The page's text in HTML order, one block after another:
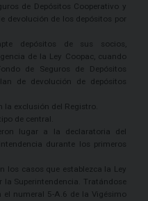
de Depósitos Cooperativo y
devolución de los depósitos por
depósitos de sus socios,
de la Ley Coopac, cuando
de Seguros de Depósitos
de devolución de depósitos
exclusión del Registro.
de central.
lugar a la declaratoria del
durante los primeros
los casos que establezca la Ley
Superintendencia. Tratándose
numeral 5-A.6 de la Vigésimo